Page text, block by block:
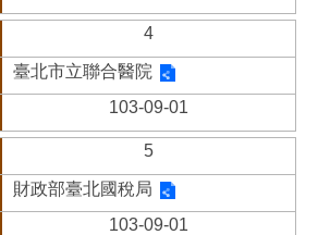
4
臺北市立聯合醫院
103-09-01
5
財政部臺北國稅局
103-09-01